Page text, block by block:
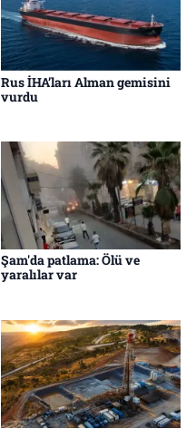
Rus İHA’ları Alman gemisini
vurdu
Şam'da patlama: Ölü ve
yaralılar var